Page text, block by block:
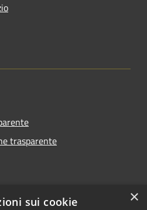
trasparente
×
sui cookie